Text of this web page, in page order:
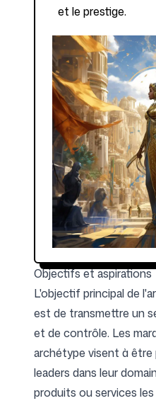
et le prestige.
Objectifs et aspirations
L'objectif principal de
est de transmettre un
et de contrôle. Les
archétype visent à être
leaders dans leur
produits ou services